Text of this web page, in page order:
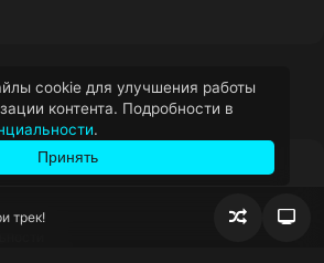
трек!
cookie для улучшения работы
контента. Подробности в
.
Принять